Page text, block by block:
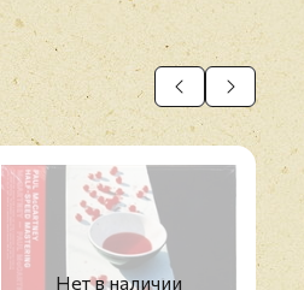
Нет в наличии